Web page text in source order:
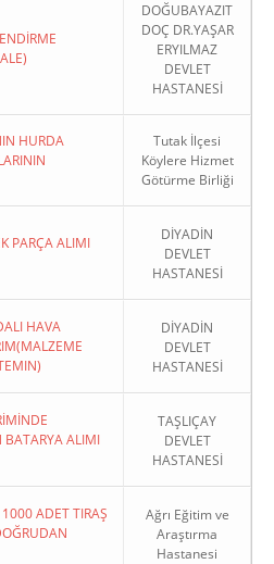
DOĞUBAYAZIT
DOÇ DR.YAŞAR
ERYILMAZ
DEVLET
HASTANESİ
HURDA
Tutak İlçesi
Köylere Hizmet
Götürme Birliği
PARÇA ALIMI
DİYADİN
DEVLET
HASTANESİ
HAVA
DİYADİN
DEVLET
HASTANESİ
BATARYA ALIMI
TAŞLIÇAY
DEVLET
HASTANESİ
ADET TIRAŞ
Ağrı Eğitim ve
Araştırma
Hastanesi